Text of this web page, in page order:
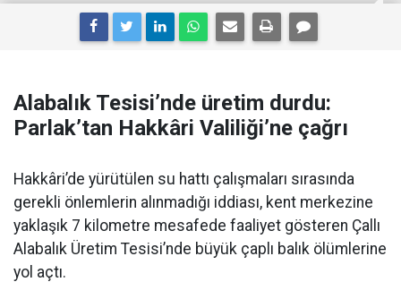
Alabalık Tesisi’nde üretim durdu:
Parlak’tan Hakkâri Valiliği’ne çağrı
Hakkâri’de yürütülen su hattı çalışmaları sırasında
gerekli önlemlerin alınmadığı iddiası, kent merkezine
yaklaşık 7 kilometre mesafede faaliyet gösteren Çallı
Alabalık Üretim Tesisi’nde büyük çaplı balık ölümlerine
yol açtı.